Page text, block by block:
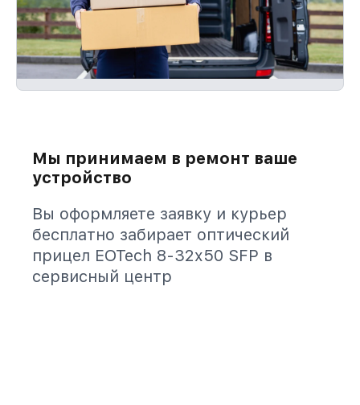
Мы принимаем в ремонт ваше
устройство
Вы оформляете заявку и курьер
бесплатно забирает оптический
прицел EOTech 8-32x50 SFP в
сервисный центр